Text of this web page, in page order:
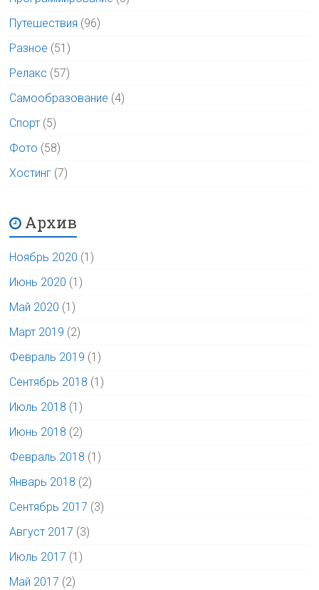
Путешествия (96)
Разное (51)
Релакс (57)
Самообразование (4)
Спорт (5)
Фото (58)
Хостинг (7)
Архив
Ноябрь 2020 (1)
Июнь 2020 (1)
Май 2020 (1)
Март 2019 (2)
Февраль 2019 (1)
Сентябрь 2018 (1)
Июль 2018 (1)
Июнь 2018 (2)
Февраль 2018 (1)
Январь 2018 (2)
Сентябрь 2017 (3)
Август 2017 (3)
Июль 2017 (1)
Май 2017 (2)